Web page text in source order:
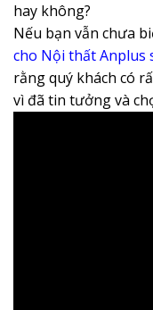
hay không?
Nếu bạn vẫn chưa
cho Nội thất Anplus
rằng quý khách có
vì đã tin tưởng và